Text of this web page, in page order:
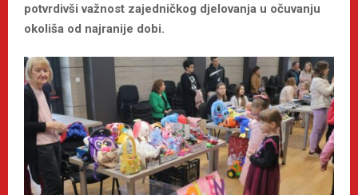
potvrdivši važnost zajedničkog djelovanja u očuvanju
okoliša od najranije dobi.